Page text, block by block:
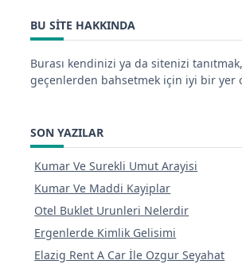
BU SITE HAKKINDA
Burası kendinizi ya da sitenizi
geçenlerden bahsetmek için iyi bir yer
SON YAZILAR
Kumar Ve Surekli Umut Arayisi
Kumar Ve Maddi Kayiplar
Otel Buklet Urunleri Nelerdir
Ergenlerde Kimlik Gelisimi
Elazig Rent A Car İle Ozgur Seyahat